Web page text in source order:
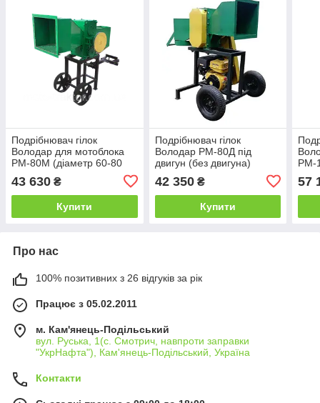
Подрібнювач гілок
Володар для мотоблока
РМ-80М (діаметр 60-80
мм)
43 630 ₴
Купити
Подрібнювач гілок
Володар РМ-80Д під
двигун (без двигуна)
42 350₴
Купити
РМ-
мм)
57
Про нас
100% позитивних з 26 відгуків за рік
Працює з 05.02.2011
м. Кам'янець-Подільський
вул. Руська, 1(с. Смотрич, навпроти заправки
"УкрНафта"), Кам'янець-Подільський, Україна
Контакти